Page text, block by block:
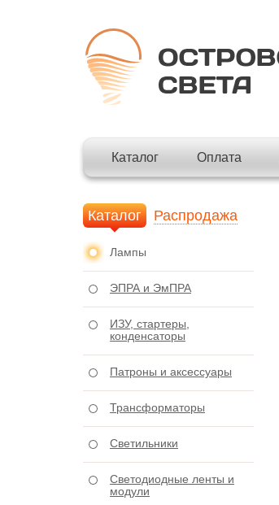
Каталог Оплата
Каталог Распродажа
Лампы
ЭПРА и ЭмПРА
ИЗУ, стартеры,
конденсаторы
Патроны и аксессуары
Трансформаторы
Светильники
Светодиодные ленты и
модули